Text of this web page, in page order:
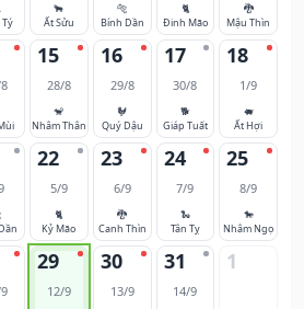
Tý
🐂
Ất Sửu
🐅
Bính Dần
🐈
Đinh Mão
🐉
Mậu Thìn
15
28/8
🐒
Nhâm Thân
16
29/8
🐓
Quý Dậu
17
30/8
🐕
Giáp Tuất
18
1/9
🐖
Ất Hợi
22
5/9
🐈
Kỷ Mão
23
6/9
🐉
Canh Thìn
24
7/9
🐍
Tân Tỵ
25
8/9
🐎
Nhâm Ngọ
29
12/9
30
13/9
31
14/9
1